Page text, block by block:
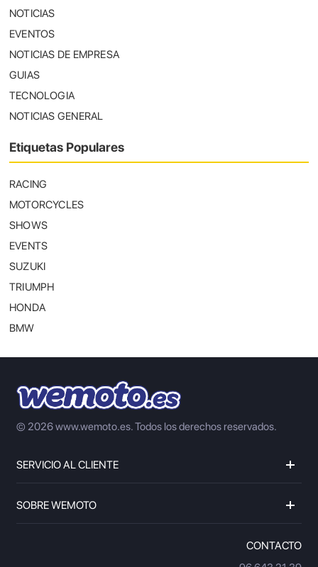
NOTICIAS
EVENTOS
NOTICIAS DE EMPRESA
GUIAS
TECNOLOGIA
NOTICIAS GENERAL
Etiquetas Populares
RACING
MOTORCYCLES
SHOWS
EVENTS
SUZUKI
TRIUMPH
HONDA
BMW
© 2026 www.wemoto.es.Todos los derechos reservados.
SERVICIO AL CLIENTE
SOBRE WEMOTO
CONTACTO